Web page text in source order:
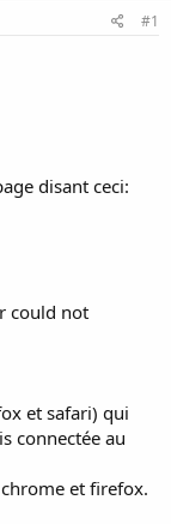
#1
disant ceci:
could not
et safari) qui
connectée au
chrome et firefox.